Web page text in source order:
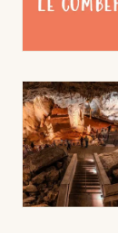
Nuit des